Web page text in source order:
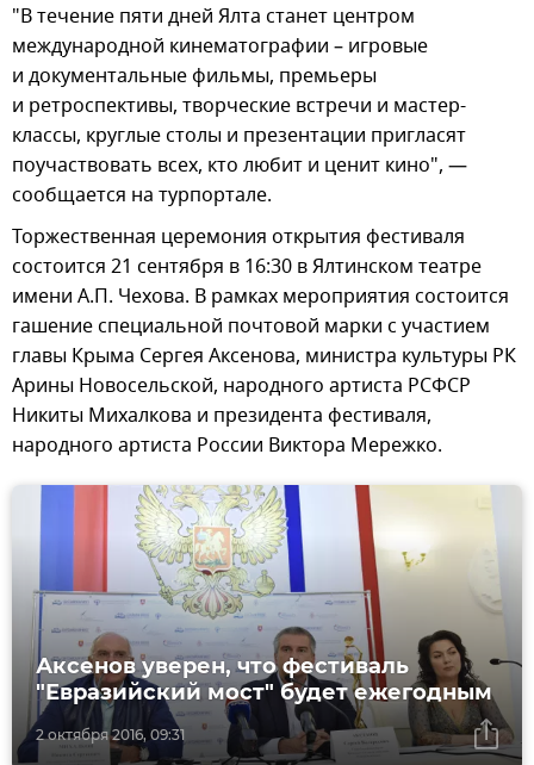
"В течение пяти дней Ялта станет центром
международной кинематографии – игровые
и документальные фильмы, премьеры
и ретроспективы, творческие встречи и мастер-
классы, круглые столы и презентации пригласят
поучаствовать всех, кто любит и ценит кино", —
сообщается на турпортале.
Торжественная церемония открытия фестиваля
состоится 21 сентября в 16:30 в Ялтинском театре
имени А.П. Чехова. В рамках мероприятия состоится
гашение специальной почтовой марки с участием
главы Крыма Сергея Аксенова, министра культуры РК
Арины Новосельской, народного артиста РСФСР
Никиты Михалкова и президента фестиваля,
народного артиста России Виктора Мережко.
2 октября 2016, 09:31
Аксенов уверен, что фестиваль
"Евразийский мост" будет ежегодным